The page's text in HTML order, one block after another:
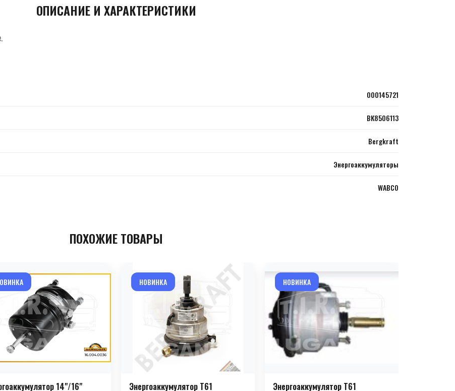
ОПИСАНИЕ И ХАРАКТЕРИСТИКИ
000145721
BK8506113
Bergkraft
Энергоаккумуляторы
WABCO
ПОХОЖИЕ ТОВАРЫ
14"/16"
НОВИНКА
Энергоаккумулятор T61
НОВИНКА
Энергоаккумулятор T61